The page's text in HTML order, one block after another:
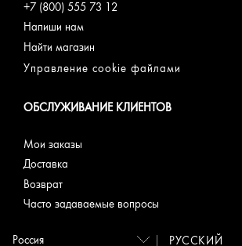
+7 (800) 555 73 12
Напиши нам
Найти магазин
Управление cookie файлами
ОБСЛУЖИВАНИЕ КЛИЕНТОВ
Мои заказы
Доставка
Возврат
Часто задаваемые вопросы
РУССКИЙ